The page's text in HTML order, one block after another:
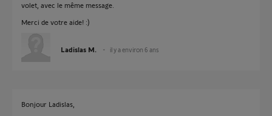
volet, avec le même message.
Merci de votre aide! :)
Ladislas M. il y a environ 6 ans
Bonjour Ladislas,